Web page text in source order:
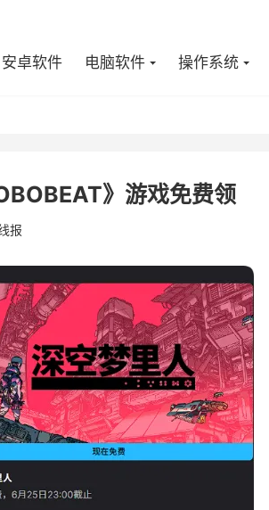
安卓软件 电脑软件 操作系统
》游戏免费领
报